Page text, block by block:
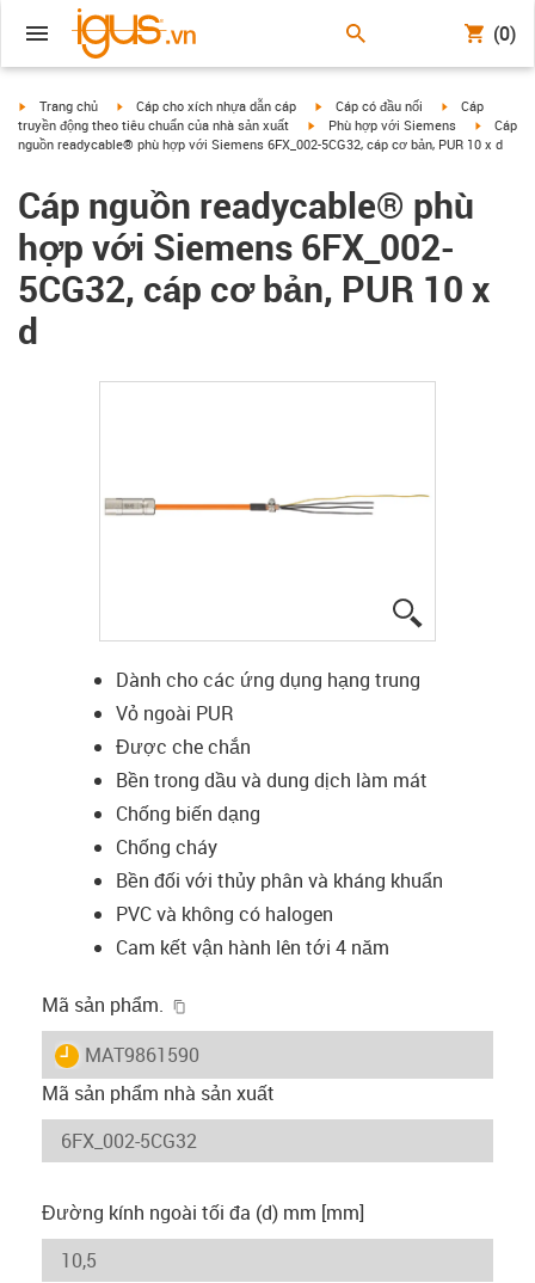
(0)
igus-icon-arrow-right
Trang chủ igus-icon-arrow-right
Cáp cho xích nhựa dẫn cáp igus-icon-arrow-right
Cáp có đầu nối igus-icon-
Cáp
truyền động theo tiêu chuẩn của nhà sản xuất
igus-icon-arrow-right
Phù hợp với Siemens igus-
Cáp
nguồn readycable® phù hợp với Siemens 6FX_002-5CG32, cáp cơ bản, PUR 10 x d
Cáp nguồn readycable® phù
hợp với Siemens 6FX_002-
5CG32, cáp cơ bản, PUR 10 x
d
Dành cho các ứng dụng hạng trung
Vỏ ngoài PUR
Được che chắn
Bền trong dầu và dung dịch làm mát
Chống biến dạng
Chống cháy
Bền đối với thủy phân và kháng khuẩn
PVC và không có halogen
Cam kết vận hành lên tới 4 năm
Mã sản phẩm.
igus-icon-lieferzeit
MAT9861590
Mã sản phẩm nhà sản xuất
Đường kính ngoài tối đa (d) mm [mm]